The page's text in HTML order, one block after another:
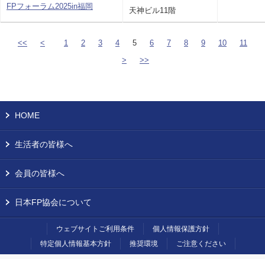
FPフォーラム2025in福岡
天神ビル11階
<< < 1 2 3 4 5 6 7 8 9 10
11
>
>>
HOME
生活者の皆様へ
会員の皆様へ
日本FP協会について
ウェブサイトご利用条件
個人情報保護方針
特定個人情報基本方針
推奨環境 ご注意ください